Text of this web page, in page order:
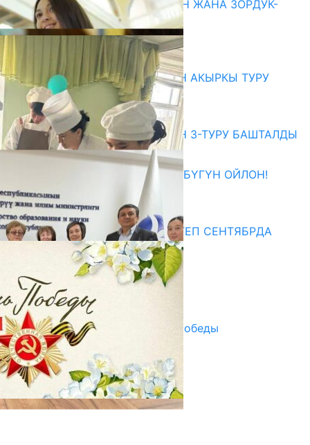
ГЕНДЕРДИК БАСМЫРЛООДОН ЖАНА ЗОРДУК-
ЗОМБУЛУКТАН КОРГОО
07.08.2026
Абитуриент
ЖОЖДОРГО КАБЫЛ АЛУУНУН АКЫРКЫ ТУРУ
СТАРТ АЛДЫ
10.08.2026
ЖОЖДОРГО КАБЫЛ АЛУУНУН 3-ТУРУ БАШТАЛДЫ
27.07.2026
ӨЗҮҢДҮН КЕЛЕЧЕГИҢ ҮЧҮН БҮГҮН ОЙЛОН!
20.07.2026
Медиа
СУЗАКТА 750 ОРУНДУУ МЕКТЕП СЕНТЯБРДА
ПАЙДАЛАНУУГА БЕРИЛЕТ
07.08.2025
Улуу Жеңиштин жандуу сөзү
29.04.2025
Награды в преддверии Дня Победы
29.04.2025